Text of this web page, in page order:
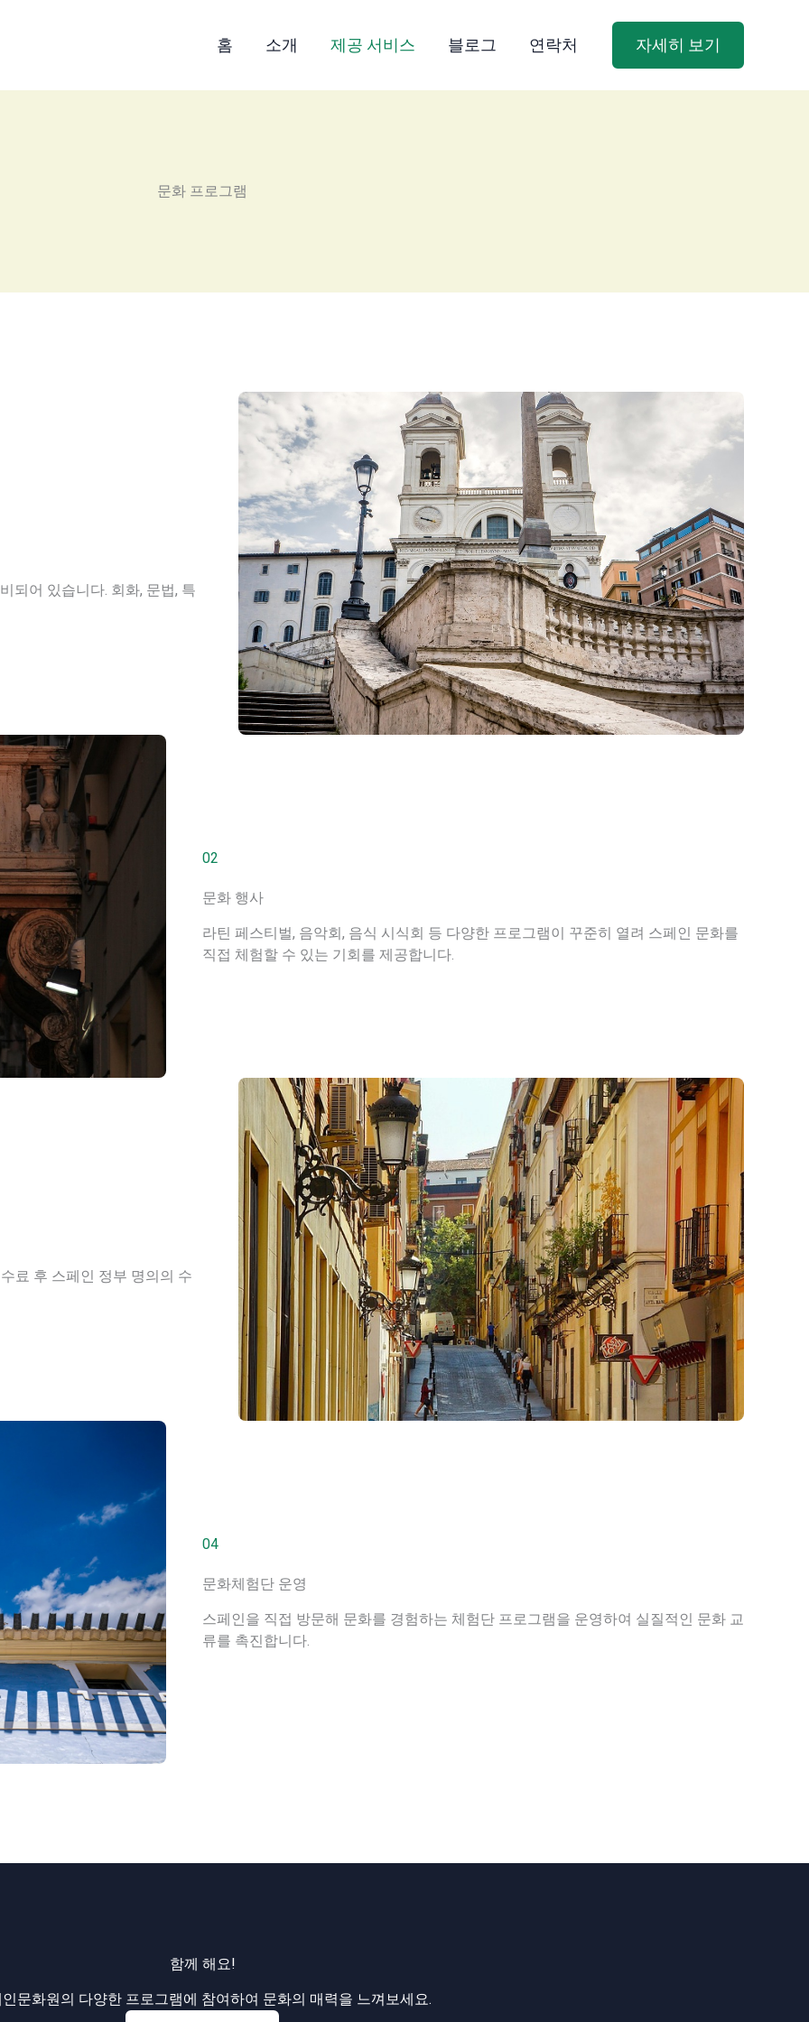
홈 소개 제공 서비스 블로그 연락처 자세히 보기
문화 프로그램
되어 있습니다. 회화, 문법, 특
02
문화 행사
라틴 페스티벌, 음악회, 음식 시식회 등 다양한 프로그램이 꾸준히 열려 스페인 문화를
직접 체험할 수 있는 기회를 제공합니다.
료 후 스페인 정부 명의의 수
04
문화체험단 운영
스페인을 직접 방문해 문화를 경험하는 체험단 프로그램을 운영하여 실질적인 문화 교
류를 촉진합니다.
함께 해요!
문화원의 다양한 프로그램에 참여하여 문화의 매력을 느껴보세요.